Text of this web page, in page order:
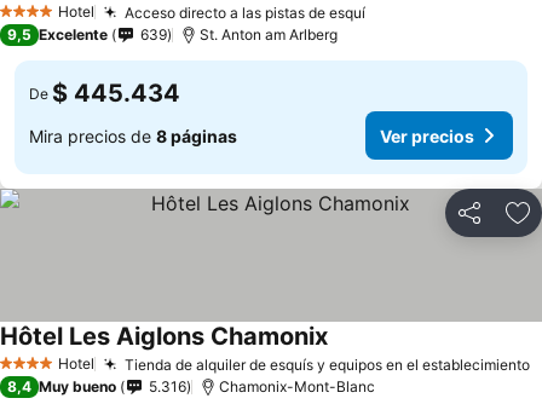
4 EstrellasHotel Acceso directo a las pistas de esquí
9,5 Excelente 639 St. Anton am Arlberg
De $ 445.434
Mira precios de 8 páginas Ver precios
Compartir
4 EstrellasHotel Tienda de alquiler de esquís y equipos en el establecimiento
Hôtel Les Aiglons Chamonix
8,4 Muy bueno 5.316 Chamonix-Mont-Blanc